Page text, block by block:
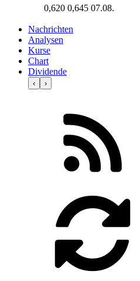
0,620 0,645 07.08.
Nachrichten
Analysen
Kurse
Chart
Dividende
‹ ›